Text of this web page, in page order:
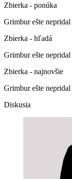
Zbierka - ponúka
Grimbur ešte
Zbierka - hľadá
Grimbur ešte
Zbierka - najnovšie
Grimbur ešte
Diskusia